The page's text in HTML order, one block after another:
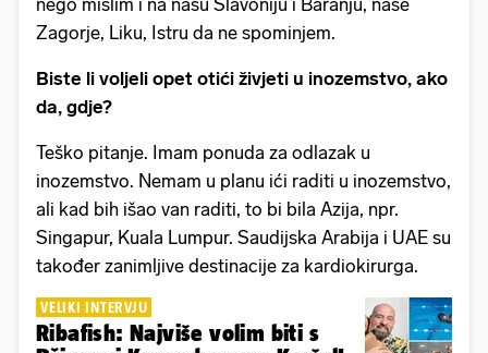
nego mislim i na našu Slavoniju i Baranju, naše
Zagorje, Liku, Istru da ne spominjem.
Biste li voljeli opet otići živjeti u inozemstvo, ako
da, gdje?
Teško pitanje. Imam ponuda za odlazak u
inozemstvo. Nemam u planu ići raditi u inozemstvo,
ali kad bih išao van raditi, to bi bila Azija, npr.
Singapur, Kuala Lumpur. Saudijska Arabija i UAE su
također zanimljive destinacije za kardiokirurga.
VELIKI INTERVJU
Ribafish: Najviše volim biti s